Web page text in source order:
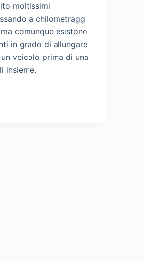
moltissimi
a chilometraggi
comunque esistono
in grado di allungare
veicolo prima di una
insieme.